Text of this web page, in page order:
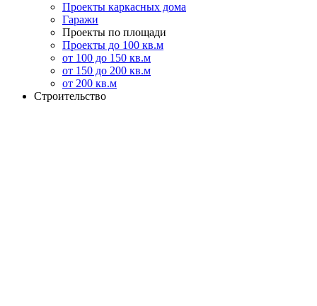
Проекты каркасных дома
Гаражи
Проекты по площади
Проекты до 100 кв.м
от 100 до 150 кв.м
от 150 до 200 кв.м
от 200 кв.м
Строительство